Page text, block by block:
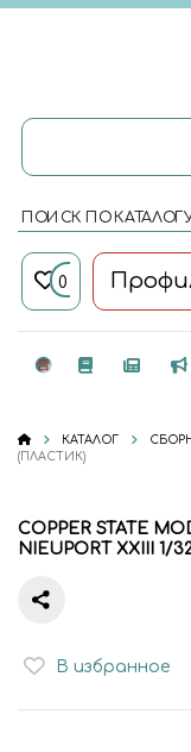
ПОИСК ПО
0
КАТАЛОГ
(ПЛАСТИК)
COPPER STATE
NIEUPORT XXIII 1/
В избранное